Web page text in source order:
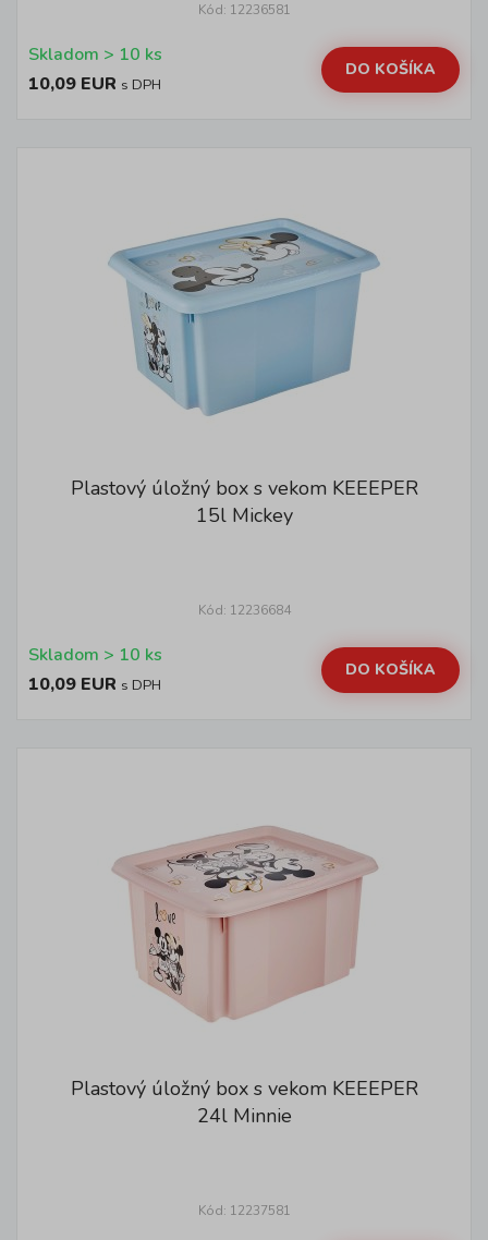
Kód: 12236581
Skladom > 10 ks
10,09 EUR s DPH
DO KOŠÍKA
Plastový úložný box s vekom KEEEPER
15l Mickey
Kód: 12236684
Skladom > 10 ks
10,09 EUR s DPH
DO KOŠÍKA
Plastový úložný box s vekom KEEEPER
24l Minnie
Kód: 12237581